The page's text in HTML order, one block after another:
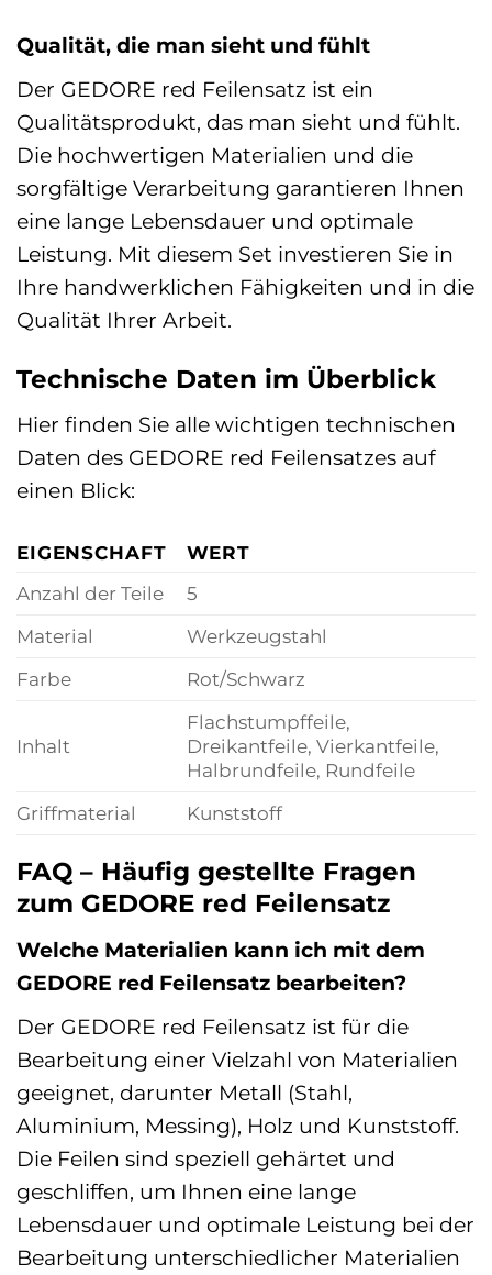
Qualität, die man sieht und fühlt
Der GEDORE red Feilensatz ist ein
Qualitätsprodukt, das man sieht und fühlt.
Die hochwertigen Materialien und die
sorgfältige Verarbeitung garantieren Ihnen
eine lange Lebensdauer und optimale
Leistung. Mit diesem Set investieren Sie in
Ihre handwerklichen Fähigkeiten und in die
Qualität Ihrer Arbeit.
Technische Daten im Überblick
Hier finden Sie alle wichtigen technischen
Daten des GEDORE red Feilensatzes auf
einen Blick:
EIGENSCHAFT
WERT
Anzahl der Teile
5
Material
Werkzeugstahl
Farbe
Rot/Schwarz
Inhalt
Flachstumpffeile,
Dreikantfeile, Vierkantfeile,
Halbrundfeile, Rundfeile
Griffmaterial
Kunststoff
FAQ – Häufig gestellte Fragen
zum GEDORE red Feilensatz
Welche Materialien kann ich mit dem
GEDORE red Feilensatz bearbeiten?
Der GEDORE red Feilensatz ist für die
Bearbeitung einer Vielzahl von Materialien
geeignet, darunter Metall (Stahl,
Aluminium, Messing), Holz und Kunststoff.
Die Feilen sind speziell gehärtet und
geschliffen, um Ihnen eine lange
Lebensdauer und optimale Leistung bei der
Bearbeitung unterschiedlicher Materialien